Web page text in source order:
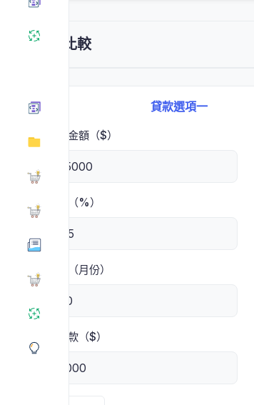
貸款比較
貸款選項一
貸款金額（$）
利率（%）
期限（月份）
頭期款（$）